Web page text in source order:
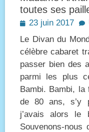
toutes ses
Posted
23 juin 2017
Le Divan du
célèbre cabaret
passer bien des
parmi les plus
Bambi. Bambi, la
de 80 ans, s’y
j’avais alors le
Souvenons-